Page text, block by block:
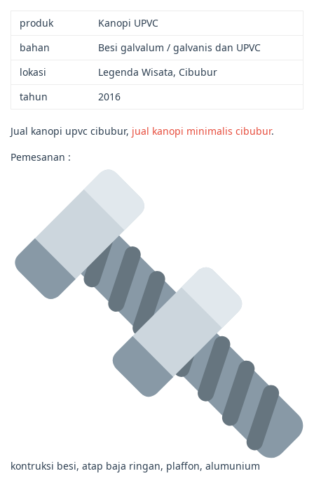
produk
Kanopi UPVC
bahan
Besi galvalum / galvanis dan UPVC
lokasi
Legenda Wisata, Cibubur
tahun
2016
Jual kanopi upvc cibubur, jual kanopi minimalis cibubur.
Pemesanan :
kontruksi besi, atap baja ringan, plaffon, alumunium